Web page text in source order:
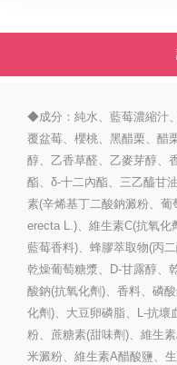
◆成分：純水、藍莓濃縮汁
覆盆莓、櫻桃、黑醋栗、醋
醇、乙香草醛、乙麥芽醇、
酯、δ-十二內酯、三乙醯甘
素(辛烯基丁二酸鈉澱粉、
erecta L.)、維生素C(抗氧化
藍莓香料)、蜂膠萃取物(丙
乾燥葡萄糖漿、D-甘露醇、
酸鈉(抗氧化劑)、香料、磷
化劑)、大豆卵磷脂、L-抗壞
粉、蔗糖素(甜味劑)、維生
米澱粉、維生素A醋酸鹽、